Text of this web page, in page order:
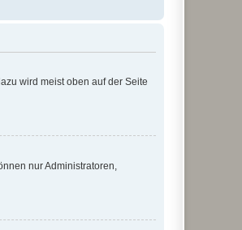
wird meist oben auf der Seite
nur Administratoren,